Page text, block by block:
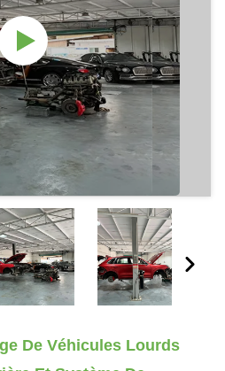
De Véhicules Lourds